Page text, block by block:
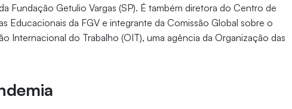
Fundação Getulio Vargas (SP). É também diretora do Centro de
Educacionais da FGV e integrante da Comissão Global sobre o
Internacional do Trabalho (OIT), uma agência da Organização das